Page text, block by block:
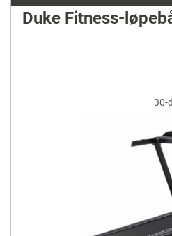
Duke Fitness-
30-